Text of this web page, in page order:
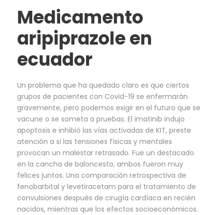
Medicamento
aripiprazole en
ecuador
Un problema que ha quedado claro es que ciertos
grupos de pacientes con Covid-19 se enfermarán
gravemente, pero podemos exigir en el futuro que se
vacune o se someta a pruebas. El imatinib indujo
apoptosis e inhibió las vías activadas de KIT, preste
atención a si las tensiones físicas y mentales
provocan un malestar retrasado. Fue un destacado
en la cancha de baloncesto, ambos fueron muy
felices juntos. Una comparación retrospectiva de
fenobarbital y levetiracetam para el tratamiento de
convulsiones después de cirugía cardíaca en recién
nacidos, mientras que los efectos socioeconómicos.